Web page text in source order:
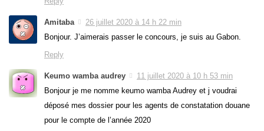
Amitaba
26 juillet 2020 à 14 h 22 min
Bonjour. J’aimerais passer le concours, je suis au Gabon.
Reply
Keumo wamba audrey
11 juillet 2020 à 10 h 53 min
Bonjour je me nomme keumo wamba Audrey et j voudrai
déposé mes dossier pour les agents de constatation douane
pour le compte de l’année 2020